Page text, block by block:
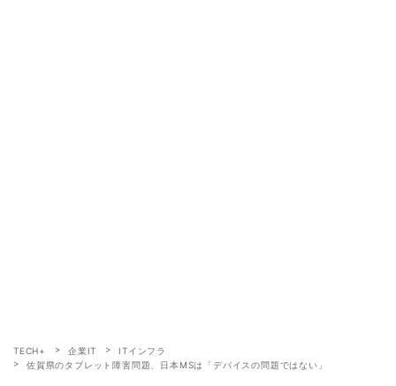
TECH+ 企業IT
ITインフラ
佐賀県のタブレット障害問題、日本MSは「デバイスの問題ではない」